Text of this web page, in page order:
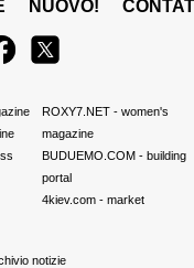
NUOVO!
ROXY7.NET- women's
magazine
BUDUEMO.COM- building
portal
4kiev.com- market
notizie